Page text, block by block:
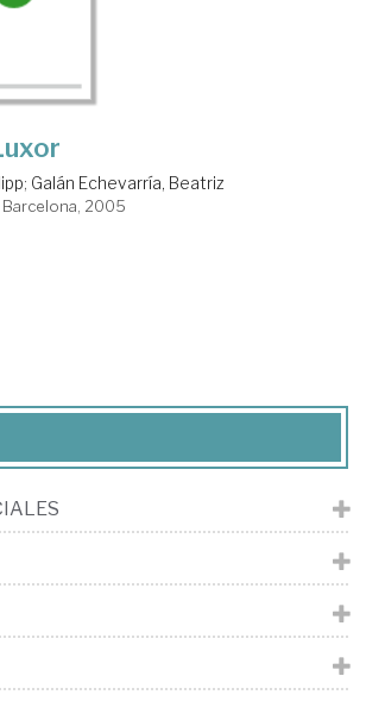
; Galán Echevarría, Beatriz
2005